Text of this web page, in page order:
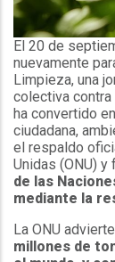
El 20 de
nuevamente
Limpieza, una
colectiva
ha convertido
ciudadana,
el respaldo
Unidas (ONU) y
de las
mediante la
La ONU
millones de